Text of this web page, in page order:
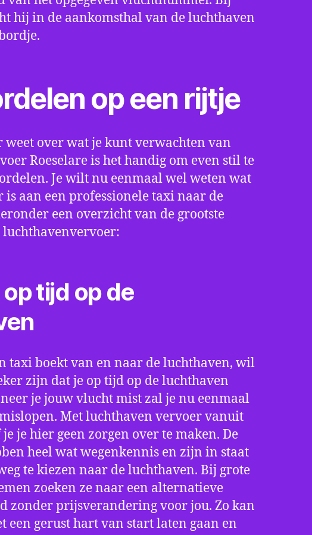
hij in de aankomsthal van de luchthaven
op een rijtje
weet over wat je kunt verwachten van
Roeselare is het handig om even stil te
Je wilt nu eenmaal wel weten wat
is aan een professionele taxi naar de
een overzicht van de grootste
tijd op de
taxi boekt van en naar de luchthaven, wil
zijn dat je op tijd op de luchthaven
je jouw vlucht mist zal je nu eenmaal
Met luchthaven vervoer vanuit
je hier geen zorgen over te maken. De
heel wat wegenkennis en zijn in staat
te kiezen naar de luchthaven. Bij grote
zoeken ze naar een alternatieve
zonder prijsverandering voor jou. Zo kan
een gerust hart van start laten gaan en